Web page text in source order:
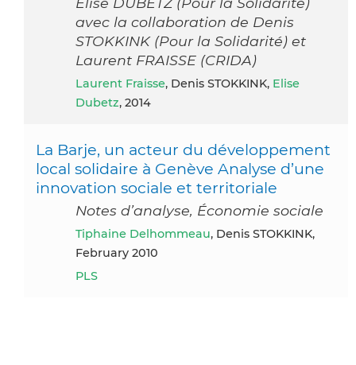
avec la collaboration de Denis
STOKKINK (Pour la Solidarité) et
Laurent FRAISSE (CRIDA)
Laurent Fraisse, Denis STOKKINK, Elise
Dubetz, 2014
La Barje, un acteur du développement
local solidaire à Genève Analyse d’une
innovation sociale et territoriale
Notes d’analyse, Économie sociale
Tiphaine Delhommeau, Denis STOKKINK,
February 2010
PLS